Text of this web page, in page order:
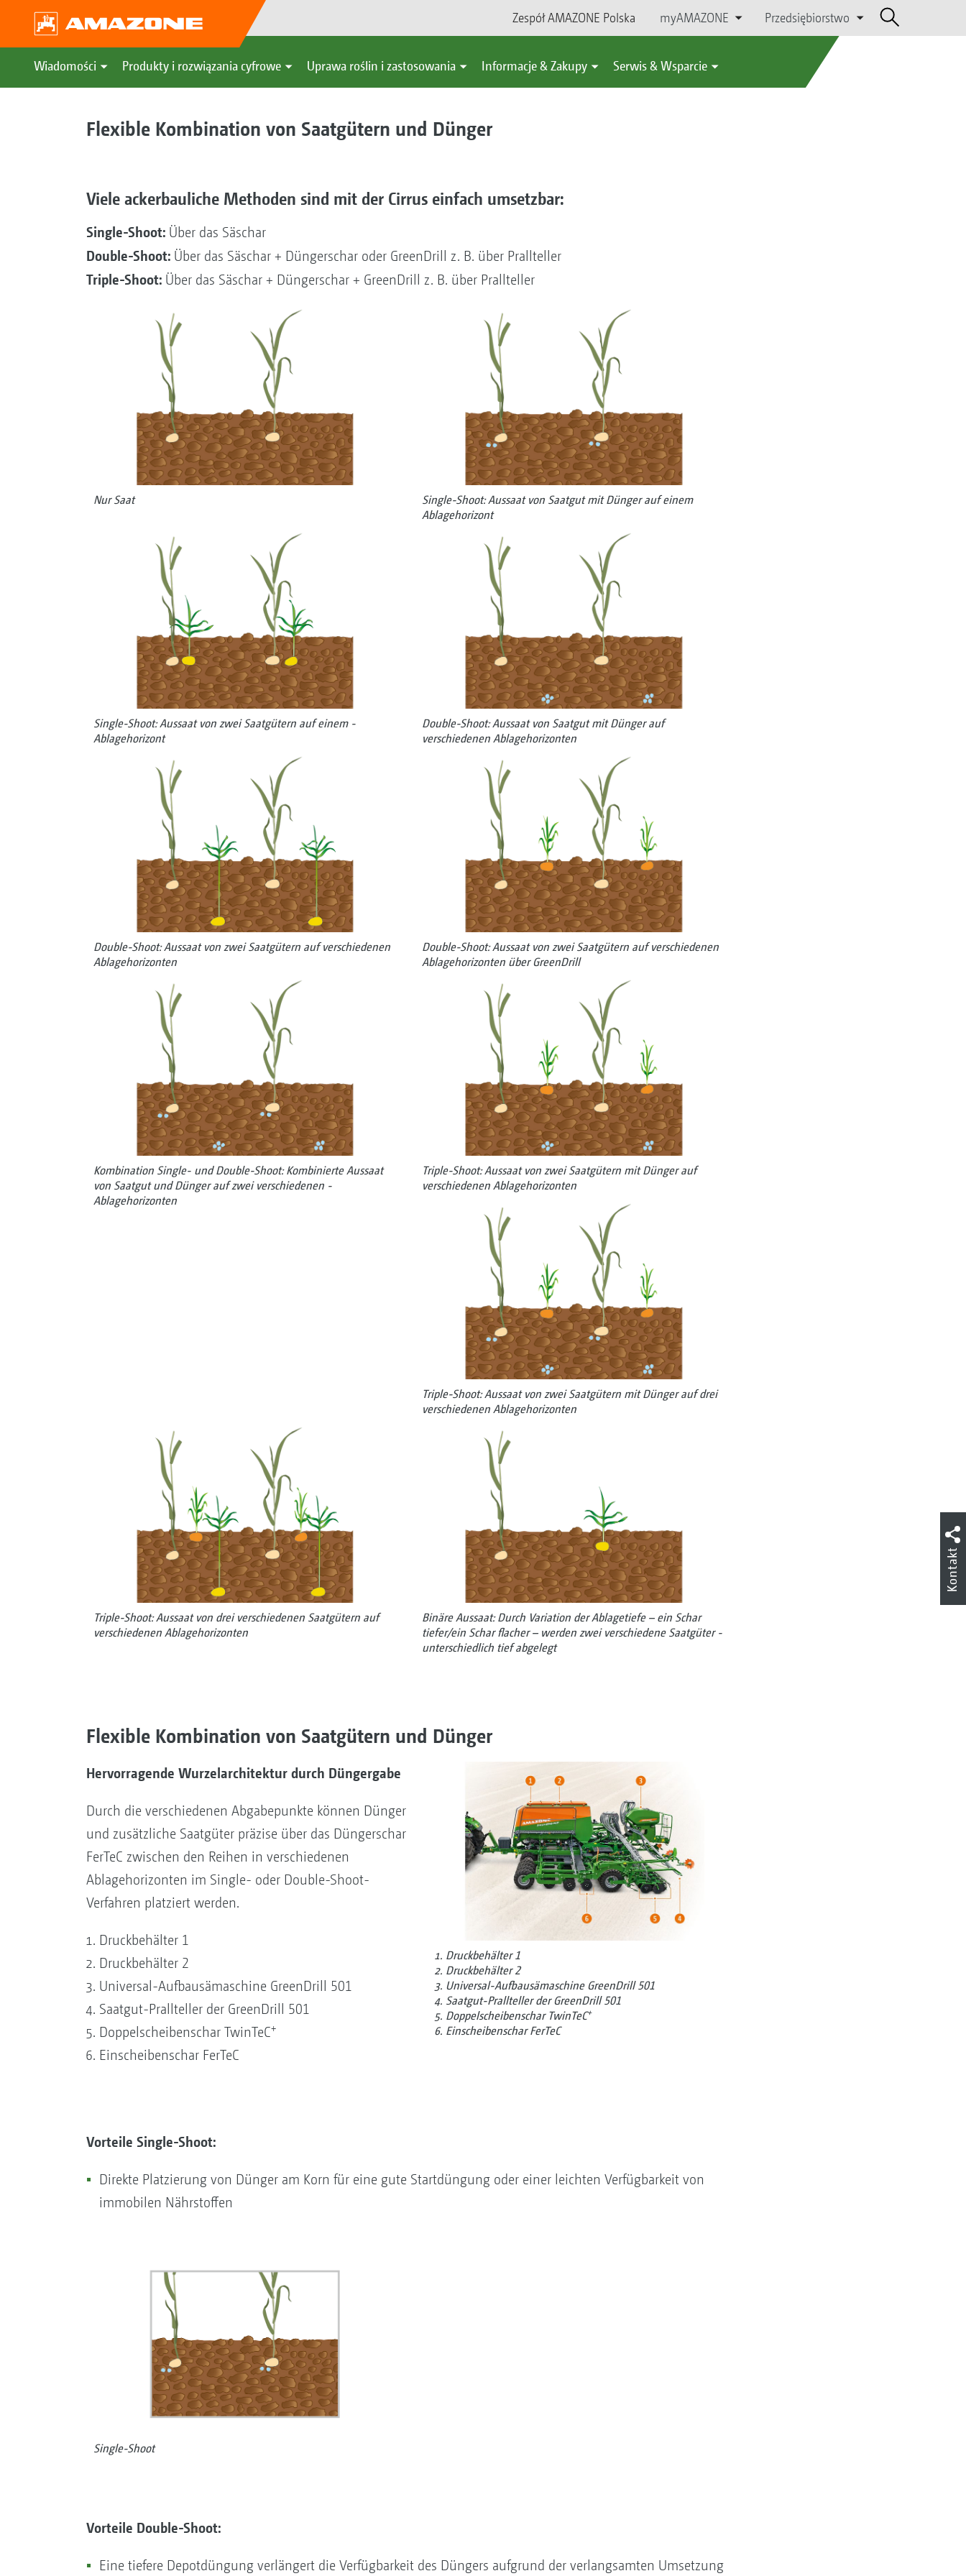
Zespół AMAZONE Polska myAMAZONE Przedsiębiorstwo
Wiadomości Produkty i rozwiązania cyfrowe Uprawa roślin i zastosowania Informacje & Zakupy Serwis & Wsparcie
Flexible Kombination von Saatgütern und Dünger
Viele ackerbauliche Methoden sind mit der Cirrus einfach umsetzbar:
Single-Shoot: Über das Säschar
Double-Shoot: Über das Säschar + Düngerschar oder GreenDrill z. B. über Prallteller
Triple-Shoot:Über das Säschar + Düngerschar + GreenDrill z. B. über Prallteller
Nur Saat
Single-Shoot: Aussaat von Saat­gut mit Dünger auf einem
Ablage­horizont
Single-Shoot: Aussaat von zwei Saat­gütern auf ­einem ­
Ablagehorizont
Double-Shoot: Aussaat von Saat­gut mit Dünger auf
verschiedenen Ablagehorizonten
Double-Shoot: Aussaat von zwei Saat­gütern auf ­verschiedenen
Ablagehorizonten
Double-Shoot: Aussaat von zwei Saat­gütern auf ­verschiedenen
Ablagehorizonten über GreenDrill
Kombination Single- und Double-Shoot: Kombinierte Aussaat
von Saatgut und Dünger auf ­zwei verschiedenen ­
Ablagehorizonten
Triple-Shoot: Aussaat von zwei Saat­gütern mit Dünger auf
verschiedenen Ablagehorizonten
Triple-Shoot: Aussaat von zwei Saatgütern mit ­Dünger auf drei
verschiedenen ­Ablagehorizonten
Triple-Shoot: Aussaat von drei ver­schiedenen ­Saatgütern auf
verschiedenen Ablagehorizonten
Binäre Aussaat: Durch ­Variation der Ablagetiefe – ein Schar
tiefer/ein Schar flacher – werden zwei verschiedene Saatgüter ­
unterschiedlich tief abgelegt
Flexible Kombination von Saatgütern und Dünger
Druckbehälter 1
Druckbehälter 2
Universal-Aufbausämaschine GreenDrill 501
Saatgut-Prallteller der GreenDrill 501
Doppelscheibenschar TwinTeC+
Einscheibenschar FerTeC
Hervorragende Wurzelarchitektur durch Düngergabe
Durch die verschiedenen Abgabepunkte können Dünger
und zusätzliche Saat­güter präzise über das Düngerschar
­FerTeC zwischen den Reihen in verschiedenen
Ablagehorizonten im Single- oder Double-Shoot-
Verfahren ­platziert werden.
Druckbehälter 1
Druckbehälter 2
Universal-Aufbausämaschine GreenDrill 501
Saatgut-Prallteller der GreenDrill 501
Doppelscheibenschar TwinTeC+
Einscheibenschar FerTeC
Vorteile Single-Shoot:
Direkte Platzierung von Dünger am Korn für eine gute Startdüngung oder einer leichten Verfügbarkeit von
immobilen Nährstoffen
Single-Shoot
Vorteile Double-Shoot:
Eine tiefere Depotdüngung verlängert die ­Verfügbarkeit des Düngers aufgrund der ­verlangsamten Umsetzung
Kontakt